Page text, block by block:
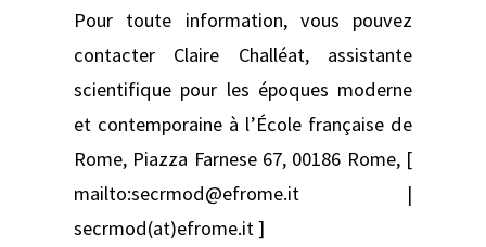
Pour toute information, vous pouvez
contacter Claire Challéat, assistante
scientifique pour les époques moderne
et contemporaine à l’École française de
Rome, Piazza Farnese 67, 00186 Rome, [
mailto:secrmod@efrome.it |
secrmod(at)efrome.it ]